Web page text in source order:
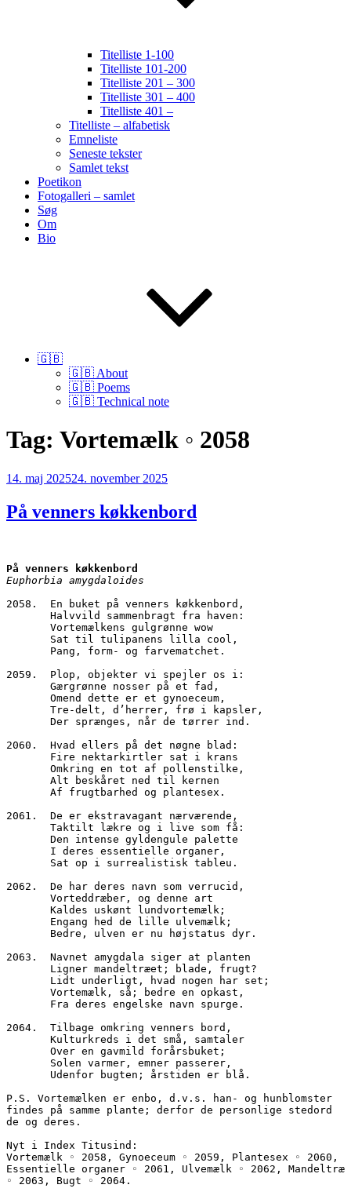
Titelliste 1-100
Titelliste 101-200
Titelliste 201 – 300
Titelliste 301 – 400
Titelliste 401 –
Titelliste – alfabetisk
Emneliste
Seneste tekster
Samlet tekst
Poetikon
Fotogalleri – samlet
Søg
Om
Bio
🇬🇧
🇬🇧 About
🇬🇧 Poems
🇬🇧 Technical note
Tag: Vortemælk ◦ 2058
Udgivet
14. maj 202524. november 2025
På venners køkkenbord
På venners køkkenbord
Euphorbia amygdaloides
2058.  En buket på venners køkkenbord,
       Halvvild sammenbragt fra haven:
       Vortemælkens gulgrønne wow
       Sat til tulipanens lilla cool,
       Pang, form- og farvematchet.
2059.  Plop, objekter vi spejler os i:
       Gærgrønne nosser på et fad,
       Omend dette er et gynoeceum,
       Tre-delt, d’herrer, frø i kapsler,
       Der sprænges, når de tørrer ind.
2060.  Hvad ellers på det nøgne blad:
       Fire nektarkirtler sat i krans
       Omkring en tot af pollenstilke,
       Alt beskåret ned til kernen
       Af frugtbarhed og plantesex.
2061.  De er ekstravagant nærværende,
       Taktilt lækre og i live som få:
       Den intense gyldengule palette
       I deres essentielle organer,
       Sat op i surrealistisk tableu.
2062.  De har deres navn som verrucid,
       Vorteddræber, og denne art
       Kaldes uskønt lundvortemælk;
       Engang hed de lille ulvemælk;
       Bedre, ulven er nu højstatus dyr.
2063.  Navnet amygdala siger at planten
       Ligner mandeltræet; blade, frugt?
       Lidt underligt, hvad nogen har set;
       Vortemælk, så; bedre en opkast,
       Fra deres engelske navn spurge.
2064.  Tilbage omkring venners bord,
       Kulturkreds i det små, samtaler
       Over en gavmild forårsbuket;
       Solen varmer, emner passerer,
       Udenfor bugten; årstiden er blå.
P.S. Vortemælken er enbo, d.v.s. han- og hunblomster
findes på samme plante; derfor de personlige stedord
de og deres.
Nyt i Index Titusind:
Vortemælk ◦ 2058, Gynoeceum ◦ 2059, Plantesex ◦ 2060,
Essentielle organer ◦ 2061, Ulvemælk ◦ 2062, Mandeltræ
◦ 2063, Bugt ◦ 2064.